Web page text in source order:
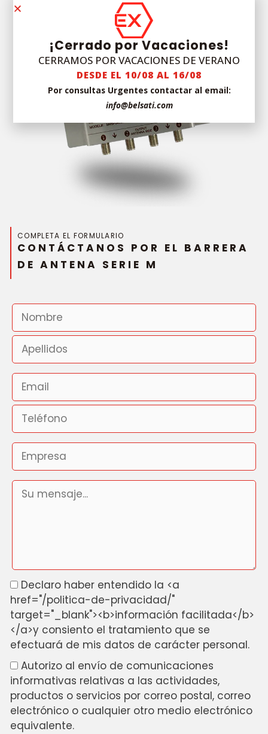
COMPLETA EL FORMULARIO
CONTÁCTANOS POR EL BARRERA
DE ANTENA SERIE M
Declaro haber entendido la <a
href="/politica-de-privacidad/"
target="_blank"><b>información facilitada</b>
</a>y consiento el tratamiento que se
efectuará de mis datos de carácter personal.
Autorizo al envío de comunicaciones
informativas relativas a las actividades,
productos o servicios por correo postal, correo
electrónico o cualquier otro medio electrónico
equivalente.
¡Cerrado por Vacaciones!
CERRAMOS POR VACACIONES DE VERANO
DESDE EL 10/08 AL 16/08
Por consultas Urgentes contactar al email:
info@belsati.com